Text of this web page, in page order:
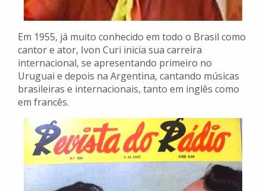
Em 1955, já muito conhecido em todo o Brasil como
cantor e ator, Ivon Curi inicia sua carreira
internacional, se apresentando primeiro no
Uruguai e depois na Argentina, cantando músicas
brasileiras e internacionais, tanto em inglês como
em francês.